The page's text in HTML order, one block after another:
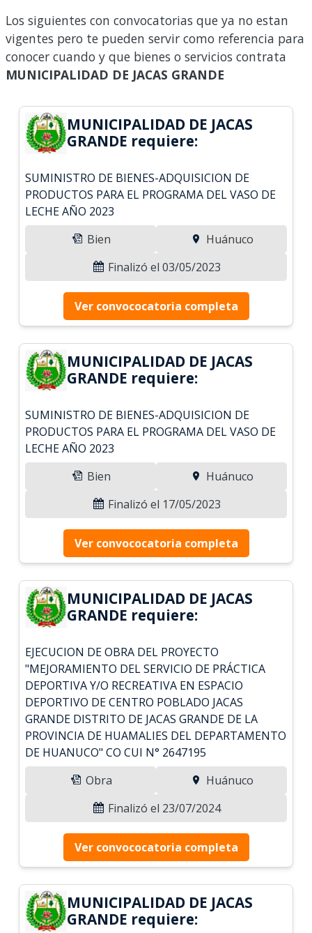
Los siguientes con convocatorias que ya no estan
vigentes pero te pueden servir como referencia para
conocer cuando y que bienes o servicios contrata
MUNICIPALIDAD DE JACAS GRANDE
MUNICIPALIDAD DE JACAS
GRANDE requiere:
SUMINISTRO DE BIENES-ADQUISICION DE
PRODUCTOS PARA EL PROGRAMA DEL VASO DE
LECHE AÑO 2023
Bien
Huánuco
Finalizó el 03/05/2023
Ver convococatoria completa
MUNICIPALIDAD DE JACAS
GRANDE requiere:
SUMINISTRO DE BIENES-ADQUISICION DE
PRODUCTOS PARA EL PROGRAMA DEL VASO DE
LECHE AÑO 2023
Bien
Huánuco
Finalizó el 17/05/2023
Ver convococatoria completa
MUNICIPALIDAD DE JACAS
GRANDE requiere:
EJECUCION DE OBRA DEL PROYECTO
"MEJORAMIENTO DEL SERVICIO DE PRÁCTICA
DEPORTIVA Y/O RECREATIVA EN ESPACIO
DEPORTIVO DE CENTRO POBLADO JACAS
GRANDE DISTRITO DE JACAS GRANDE DE LA
PROVINCIA DE HUAMALIES DEL DEPARTAMENTO
DE HUANUCO" CO CUI N° 2647195
Obra
Huánuco
Finalizó el 23/07/2024
Ver convococatoria completa
MUNICIPALIDAD DE JACAS
GRANDE requiere: